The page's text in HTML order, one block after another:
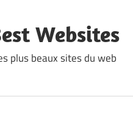
Websites
plus beaux sites du web